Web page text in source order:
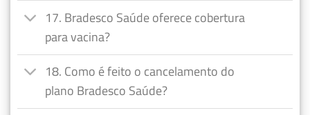
17. Bradesco Saúde oferece cobertura
para vacina?
18. Como é feito o cancelamento do
plano Bradesco Saúde?